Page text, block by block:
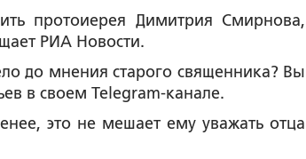
протоиерея Димитрия Смирнова,
РИА Новости.
до мнения старого священника? Вы
в своем Telegram-канале.
это не мешает ему уважать отца